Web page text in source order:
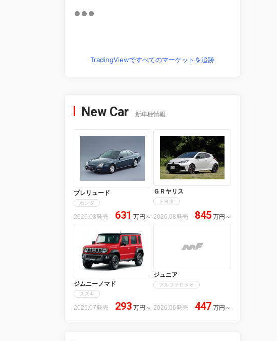
TradingViewですべてのマーケットを追跡
New Car 新車種情報
プレリュード
ホンダ
2026.08発売 631 万円 ～
ＧＲヤリス
トヨタ
2026.08発売 845 万円 ～
ジムニーノマド
スズキ
2026.07発売 293 万円 ～
ジュニア
アルファロメオ
2026.06発売 447 万円 ～